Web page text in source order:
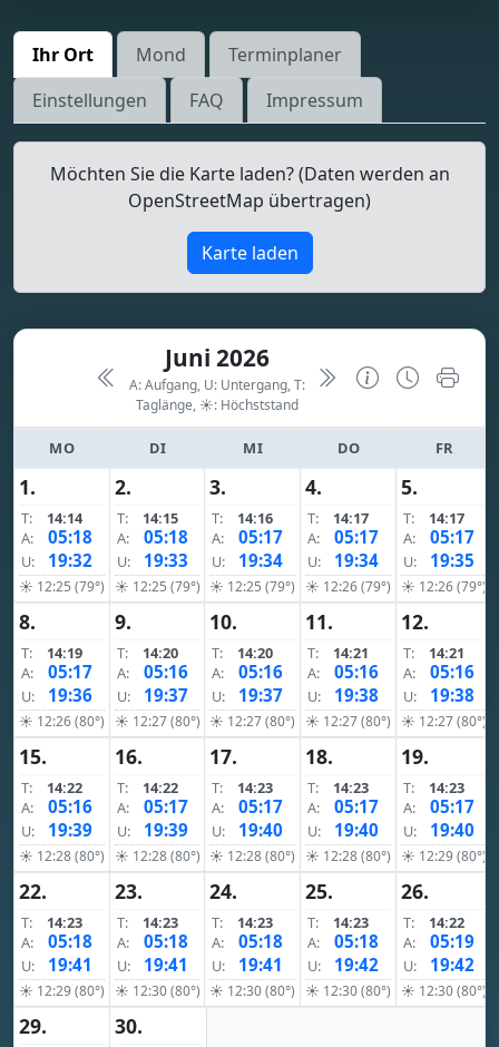
Ihr Ort Mond
Terminplaner
Einstellungen
FAQ Impressum
Möchten Sie die Karte laden? (Daten werden an
OpenStreetMap übertragen)
Karte laden
Juni 2026
A: Aufgang, U: Untergang, T:
Taglänge, ☀: Höchststand
MO DI MI DO FR
1.
T:
14:14
A:
05:18
U: 19:32
☀ 12:25 (79°)
2.
T:
14:15
A:
05:18
U: 19:33
☀ 12:25 (79°)
3.
T:
14:16
A:
05:17
U: 19:34
☀ 12:25 (79°)
4.
T:
14:17
A:
05:17
U: 19:34
☀ 12:26 (79°)
5.
T:
14:17
A:
05:17
U: 19:35
☀ 12:26 (79°)
8.
T:
14:19
A:
05:17
U: 19:36
☀ 12:26 (80°)
9.
T:
14:20
A:
05:16
U: 19:37
☀ 12:27 (80°)
10.
T:
14:20
A:
05:16
U: 19:37
☀ 12:27 (80°)
11.
T:
14:21
A:
05:16
U: 19:38
☀ 12:27 (80°)
12.
T:
14:21
A:
05:16
U: 19:38
☀ 12:27 (80°)
15.
T:
14:22
A:
05:16
U: 19:39
☀ 12:28 (80°)
16.
T:
14:22
A:
05:17
U: 19:39
☀ 12:28 (80°)
17.
T:
14:23
A:
05:17
U: 19:40
☀ 12:28 (80°)
18.
T:
14:23
A:
05:17
U: 19:40
☀ 12:28 (80°)
19.
T:
14:23
A:
05:17
U: 19:40
☀ 12:29 (80°)
22.
T:
14:23
A:
05:18
U: 19:41
☀ 12:29 (80°)
23.
T:
14:23
A:
05:18
U: 19:41
☀ 12:30 (80°)
24.
T:
14:23
A:
05:18
U: 19:41
☀ 12:30 (80°)
25.
T:
14:23
A:
05:18
U: 19:42
☀ 12:30 (80°)
26.
T:
14:22
A:
05:19
U: 19:42
☀ 12:30 (80°)
29. 30.